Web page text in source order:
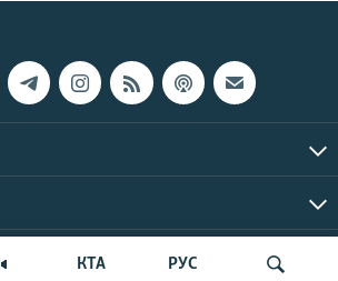
КТА РУС
© Крим.Реалії, 2026 | Усі права застережено.